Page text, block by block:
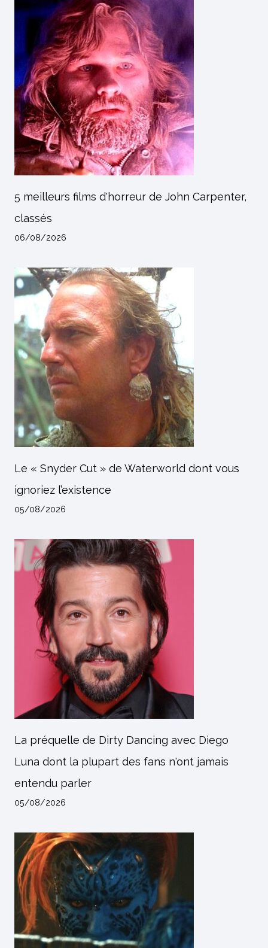
5 meilleurs films d'horreur de John Carpenter,
classés
06/08/2026
Le « Snyder Cut » de Waterworld dont vous
ignoriez l’existence
05/08/2026
La préquelle de Dirty Dancing avec Diego
Luna dont la plupart des fans n'ont jamais
entendu parler
05/08/2026